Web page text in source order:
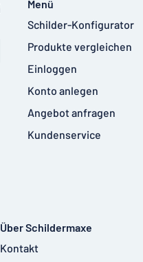
Menü
Schilder-Konfigurator
Produkte vergleichen
Einloggen
Konto anlegen
Angebot anfragen
Kundenservice
Über Schildermaxe
Kontakt